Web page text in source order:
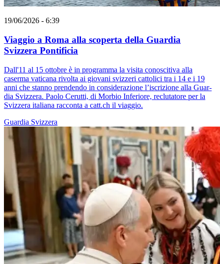
19/06/2026 - 6:39
Viaggio a Roma alla scoperta della Guardia
Svizzera Pontificia
Dall'11 al 15 ottobre è in programma la visita conoscitiva alla
caserma vaticana rivolta ai giovani svizzeri cattolici tra i 14 e i 19
anni che stanno prendendo in considerazione l’iscrizione alla Guar­
dia Svizzera. Paolo Cerutti, di Morbio Inferiore, reclutatore per la
Svizzera italiana racconta a catt.ch il viaggio.
Guardia Svizzera